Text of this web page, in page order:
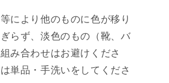
により他のものに色が移り
らず、淡色のもの（靴、バ
み合わせはお避けくださ
単品・手洗いをしてくださ